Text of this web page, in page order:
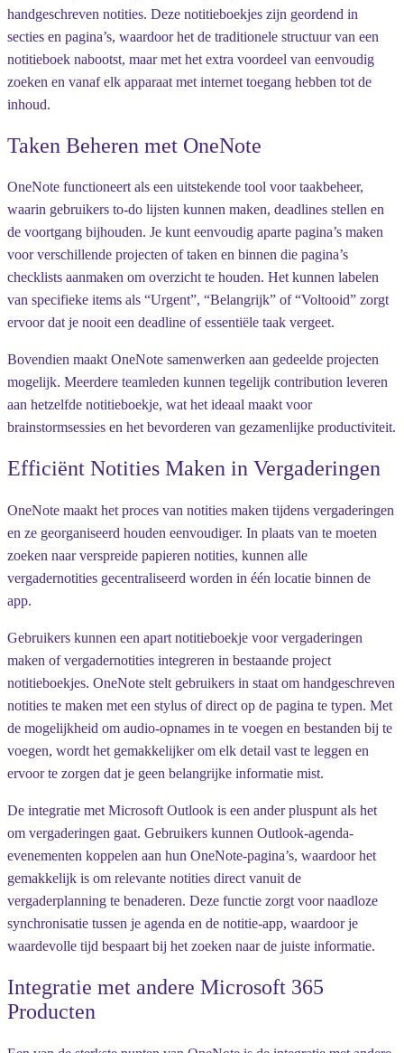
handgeschreven notities. Deze notitieboekjes zijn geordend in
secties en pagina’s, waardoor het de traditionele structuur van een
notitieboek nabootst, maar met het extra voordeel van eenvoudig
zoeken en vanaf elk apparaat met internet toegang hebben tot de
inhoud.
Taken Beheren met OneNote
OneNote functioneert als een uitstekende tool voor taakbeheer,
waarin gebruikers to-do lijsten kunnen maken, deadlines stellen en
de voortgang bijhouden. Je kunt eenvoudig aparte pagina’s maken
voor verschillende projecten of taken en binnen die pagina’s
checklists aanmaken om overzicht te houden. Het kunnen labelen
van specifieke items als “Urgent”, “Belangrijk” of “Voltooid” zorgt
ervoor dat je nooit een deadline of essentiële taak vergeet.
Bovendien maakt OneNote samenwerken aan gedeelde projecten
mogelijk. Meerdere teamleden kunnen tegelijk contribution leveren
aan hetzelfde notitieboekje, wat het ideaal maakt voor
brainstormsessies en het bevorderen van gezamenlijke productiviteit.
Efficiënt Notities Maken in Vergaderingen
OneNote maakt het proces van notities maken tijdens vergaderingen
en ze georganiseerd houden eenvoudiger. In plaats van te moeten
zoeken naar verspreide papieren notities, kunnen alle
vergadernotities gecentraliseerd worden in één locatie binnen de
app.
Gebruikers kunnen een apart notitieboekje voor vergaderingen
maken of vergadernotities integreren in bestaande project
notitieboekjes. OneNote stelt gebruikers in staat om handgeschreven
notities te maken met een stylus of direct op de pagina te typen. Met
de mogelijkheid om audio-opnames in te voegen en bestanden bij te
voegen, wordt het gemakkelijker om elk detail vast te leggen en
ervoor te zorgen dat je geen belangrijke informatie mist.
De integratie met Microsoft Outlook is een ander pluspunt als het
om vergaderingen gaat. Gebruikers kunnen Outlook-agenda-
evenementen koppelen aan hun OneNote-pagina’s, waardoor het
gemakkelijk is om relevante notities direct vanuit de
vergaderplanning te benaderen. Deze functie zorgt voor naadloze
synchronisatie tussen je agenda en de notitie-app, waardoor je
waardevolle tijd bespaart bij het zoeken naar de juiste informatie.
Integratie met andere Microsoft 365
Producten